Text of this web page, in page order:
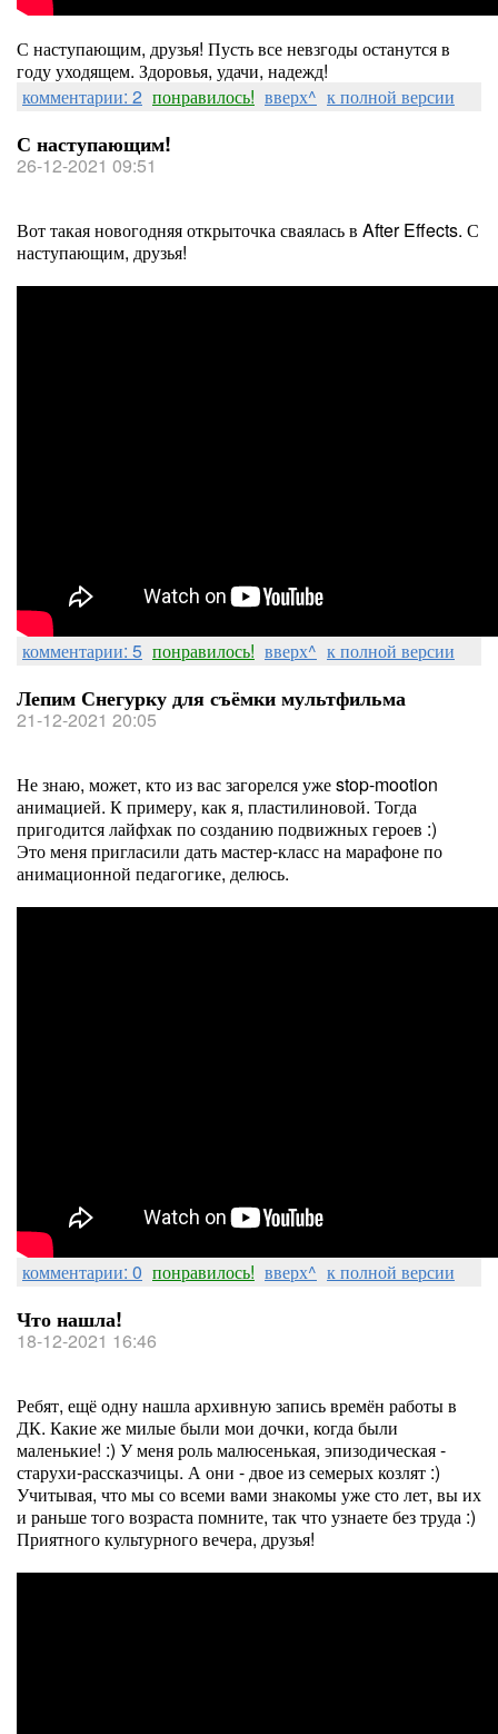
С наступающим, друзья! Пусть все невзгоды останутся в
году уходящем. Здоровья, удачи, надежд!
комментарии: 2 понравилось! вверх^ к полной версии
С наступающим!
26-12-2021 09:51
Вот такая новогодняя открыточка сваялась в After Effects. С
наступающим, друзья!
комментарии: 5 понравилось! вверх^ к полной версии
Лепим Снегурку для съёмки мультфильма
21-12-2021 20:05
Не знаю, может, кто из вас загорелся уже stop-mootion
анимацией. К примеру, как я, пластилиновой. Тогда
пригодится лайфхак по созданию подвижных героев :)
Это меня пригласили дать мастер-класс на марафоне по
анимационной педагогике, делюсь.
комментарии: 0 понравилось! вверх^ к полной версии
Что нашла!
18-12-2021 16:46
Ребят, ещё одну нашла архивную запись времён работы в
ДК. Какие же милые были мои дочки, когда были
маленькие! :) У меня роль малюсенькая, эпизодическая -
старухи-рассказчицы. А они - двое из семерых козлят :)
Учитывая, что мы со всеми вами знакомы уже сто лет, вы их
и раньше того возраста помните, так что узнаете без труда :)
Приятного культурного вечера, друзья!